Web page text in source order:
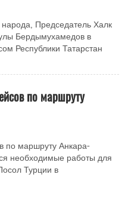
Председатель Халк
Бердымухамедов в
Республики Татарстан
по маршруту
по маршруту Анкара-
необходимые работы для
Турции в